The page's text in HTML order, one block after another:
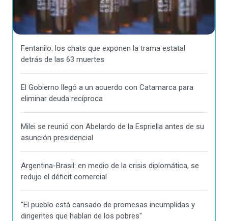
Fentanilo: los chats que exponen la trama estatal
detrás de las 63 muertes
El Gobierno llegó a un acuerdo con Catamarca para
eliminar deuda recíproca
Milei se reunió con Abelardo de la Espriella antes de su
asunción presidencial
Argentina-Brasil: en medio de la crisis diplomática, se
redujo el déficit comercial
"El pueblo está cansado de promesas incumplidas y
dirigentes que hablan de los pobres"